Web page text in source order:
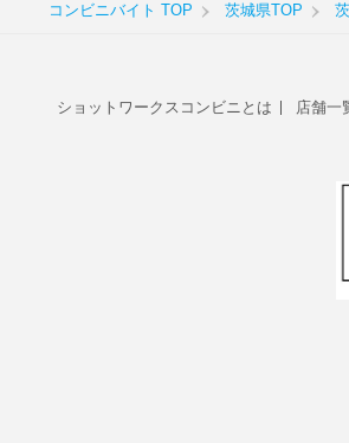
コンビニバイト TOP 茨城県TOP
ショットワークスコンビニとは 店舗一